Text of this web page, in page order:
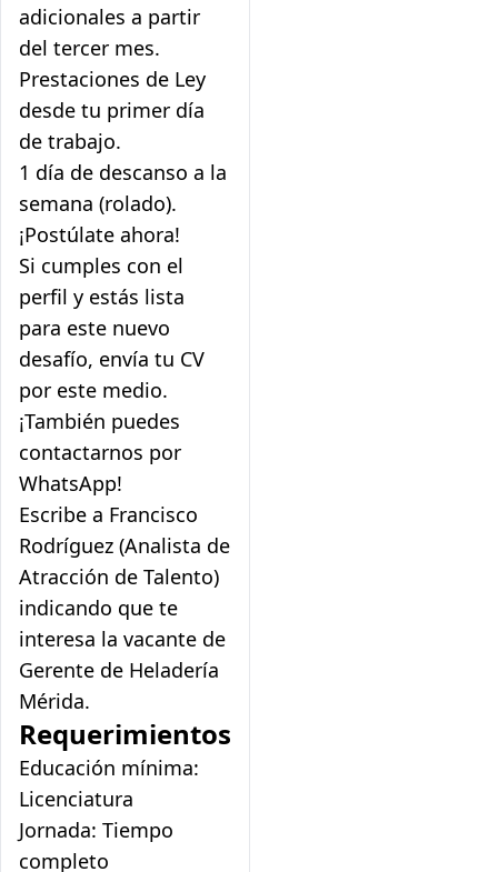
adicionales a partir
del tercer mes.
Prestaciones de Ley
desde tu primer día
de trabajo.
1 día de descanso a la
semana (rolado).
¡Postúlate ahora!
Si cumples con el
perfil y estás lista
para este nuevo
desafío, envía tu CV
por este medio.
¡También puedes
contactarnos por
WhatsApp!
Escribe a Francisco
Rodríguez (Analista de
Atracción de Talento)
indicando que te
interesa la vacante de
Gerente de Heladería
Mérida.
Requerimientos
Educación mínima:
Licenciatura
Jornada: Tiempo
completo